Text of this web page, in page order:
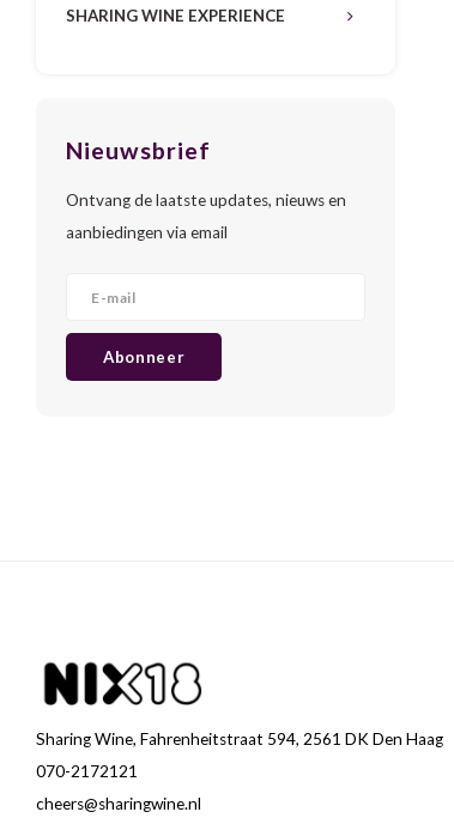
SHARING WINE EXPERIENCE
Nieuwsbrief
Ontvang de laatste updates, nieuws en
aanbiedingen via email
Abonneer
Sharing Wine, Fahrenheitstraat 594, 2561 DK Den Haag
070-2172121
cheers@sharingwine.nl